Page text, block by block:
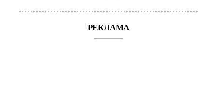
РЕКЛАМА